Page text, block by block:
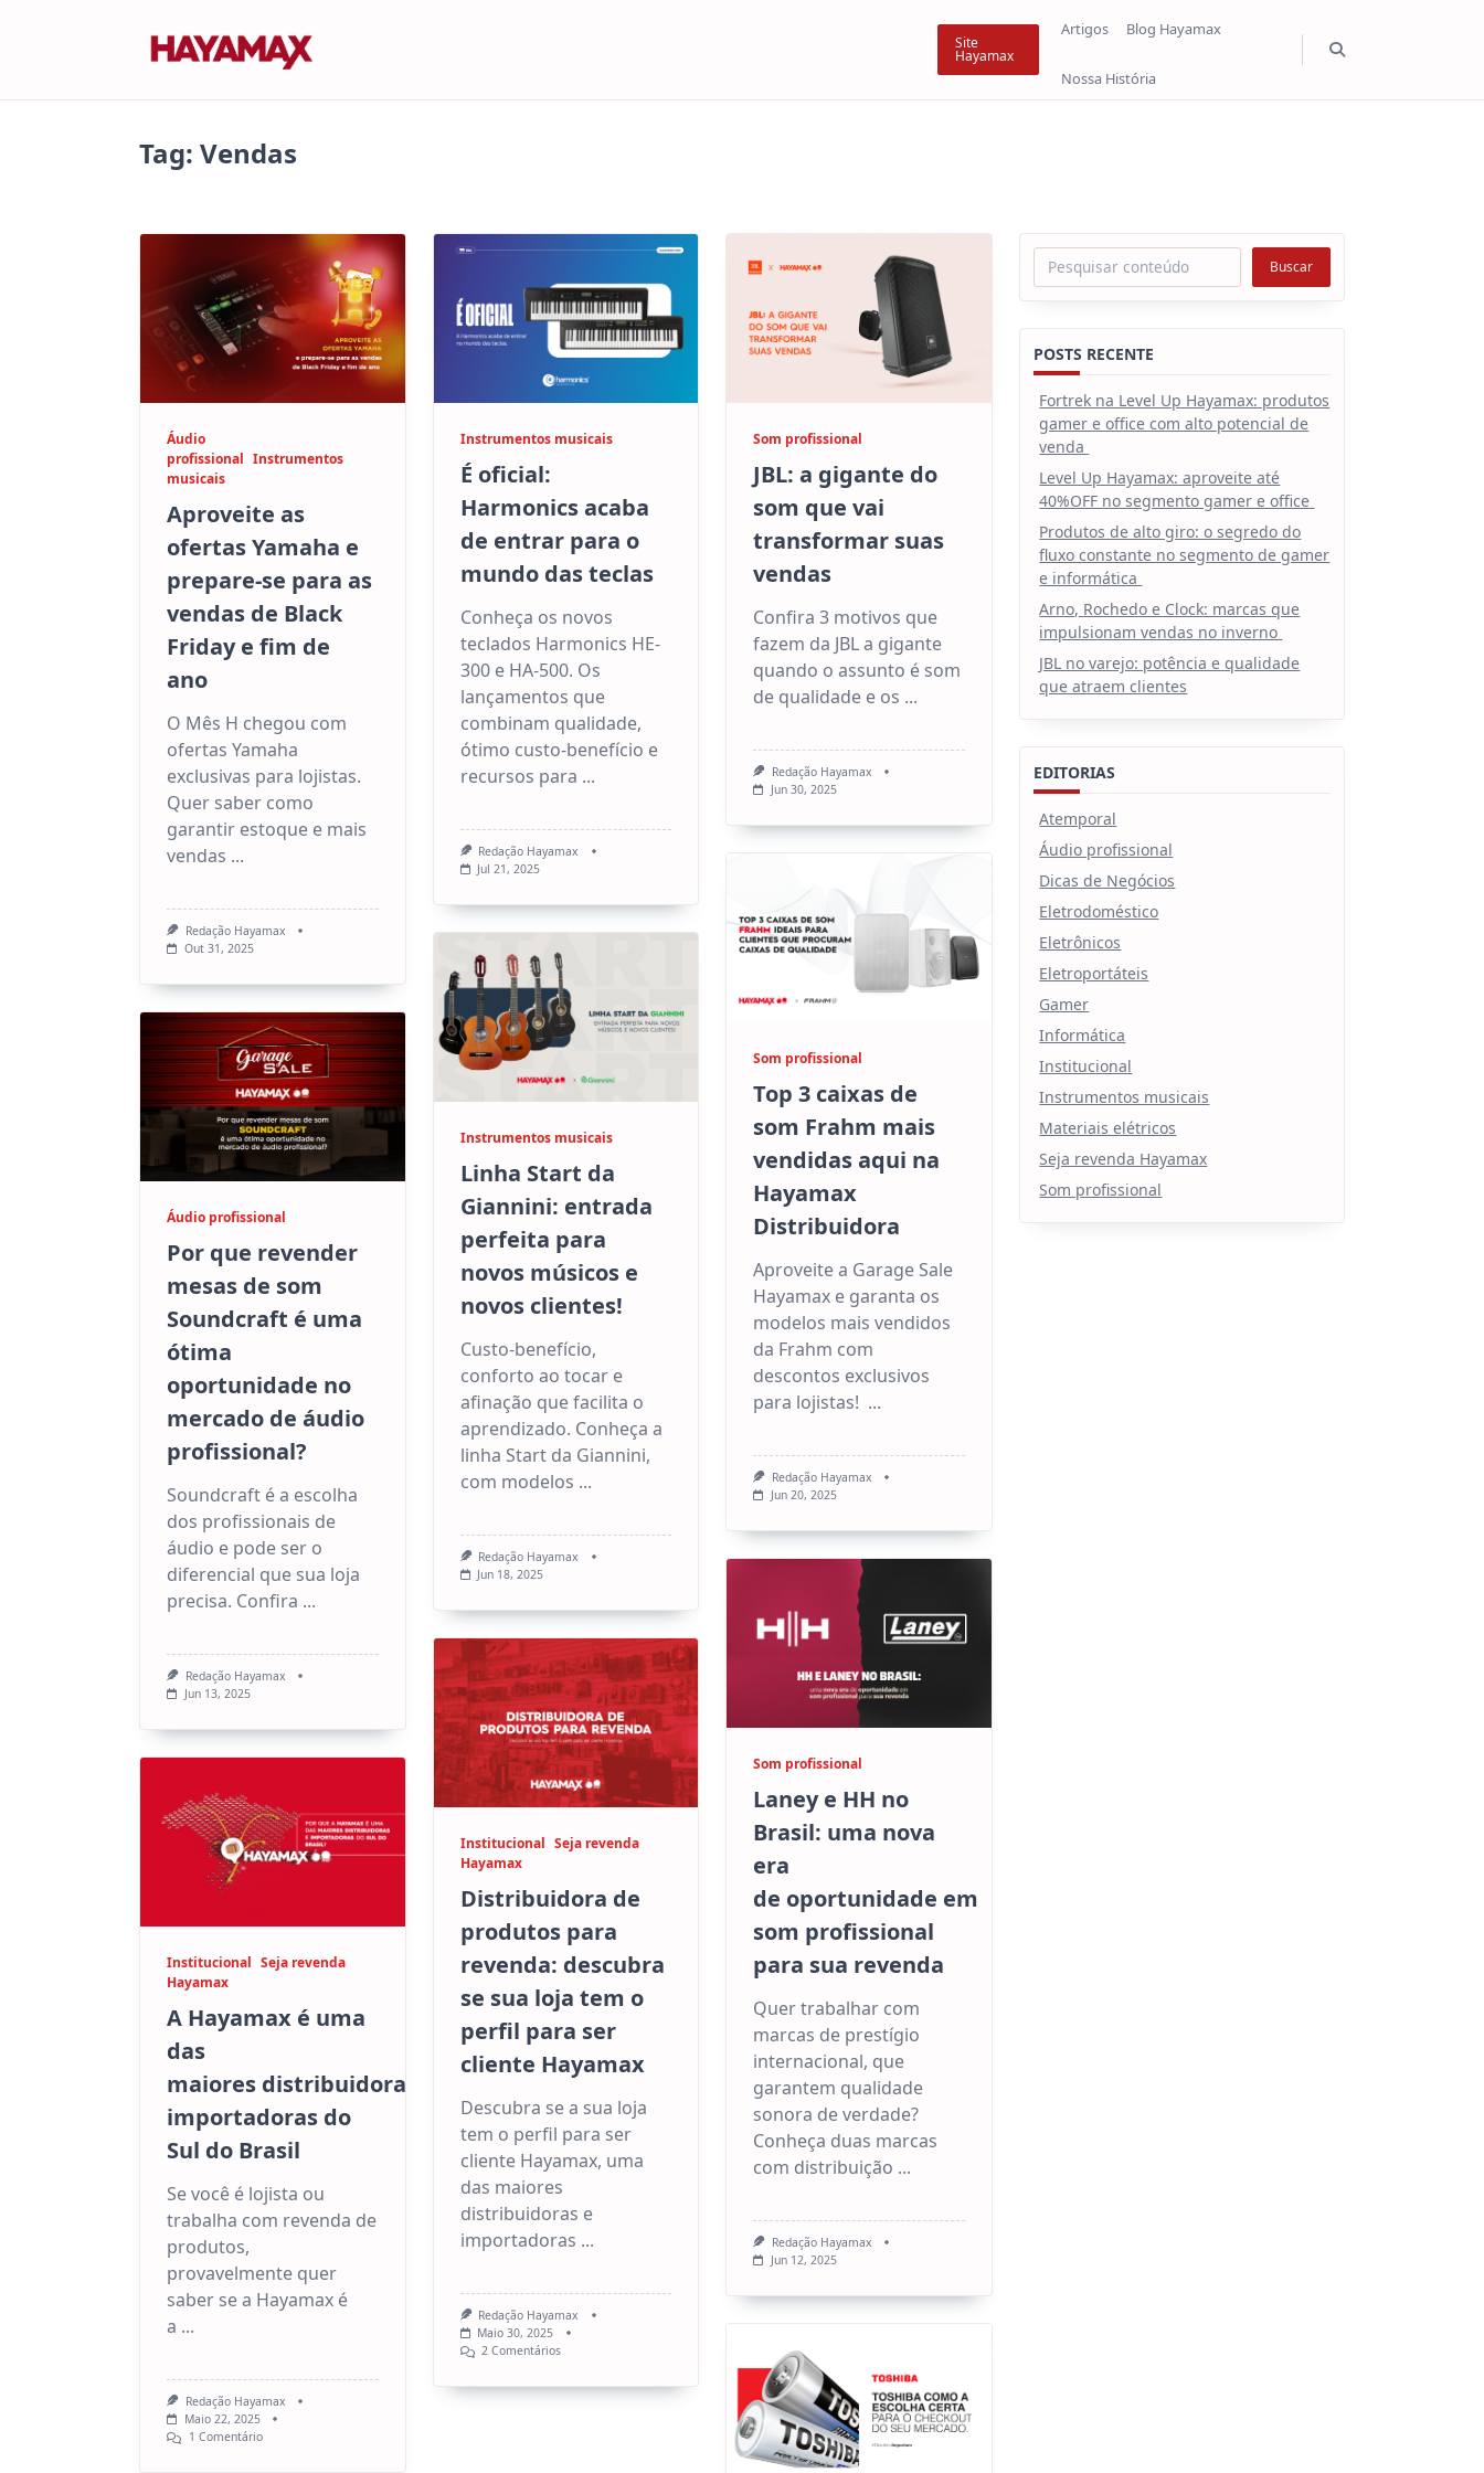
Site
Hayamax
Artigos Blog Hayamax
Nossa História
Tag: Vendas
Áudio
profissional Instrumentos
musicais
Aproveite as
ofertas Yamaha e
prepare-se para as
vendas de Black
Friday e fim de
ano
O Mês H chegou com
ofertas Yamaha
exclusivas para lojistas.
Quer saber como
garantir estoque e mais
vendas ...
Redação Hayamax
Out 31, 2025
Instrumentos musicais
É oficial:
Harmonics acaba
de entrar para o
mundo das teclas
Conheça os novos
teclados Harmonics HE-
300 e HA-500. Os
lançamentos que
combinam qualidade,
ótimo custo-benefício e
recursos para ...
Redação Hayamax
Jul 21, 2025
Som profissional
JBL: a gigante do
som que vai
transformar suas
vendas
Confira 3 motivos que
fazem da JBL a gigante
quando o assunto é som
de qualidade e os ...
Redação Hayamax
Jun 30, 2025
Som profissional
Top 3 caixas de
som Frahm mais
vendidas aqui na
Hayamax
Distribuidora
Aproveite a Garage Sale
Hayamax e garanta os
modelos mais vendidos
da Frahm com
descontos exclusivos
para lojistas! ...
Redação Hayamax
Jun 20, 2025
Instrumentos musicais
Linha Start da
Giannini: entrada
perfeita para
novos músicos e
novos clientes!
Custo-benefício,
conforto ao tocar e
afinação que facilita o
aprendizado. Conheça a
linha Start da Giannini,
com modelos ...
Redação Hayamax
Jun 18, 2025
Áudio profissional
Por que revender
mesas de som
Soundcraft é uma
ótima
oportunidade no
mercado de áudio
profissional?
Soundcraft é a escolha
dos profissionais de
áudio e pode ser o
diferencial que sua loja
precisa. Confira ...
Redação Hayamax
Jun 13, 2025
Som profissional
Laney e HH no
Brasil: uma nova
era
de oportunidade em
som profissional
para sua revenda
Quer trabalhar com
marcas de prestígio
internacional, que
garantem qualidade
sonora de verdade?
Conheça duas marcas
com distribuição ...
Redação Hayamax
Jun 12, 2025
Institucional Seja revenda
Hayamax
Distribuidora de
produtos para
revenda: descubra
se sua loja tem o
perfil para ser
cliente Hayamax
Descubra se a sua loja
tem o perfil para ser
cliente Hayamax, uma
das maiores
distribuidoras e
importadoras ...
Redação Hayamax
Maio 30, 2025
2 ComentáriosEm
Institucional Seja revenda
Hayamax
A Hayamax é uma
das
maiores distribuidoras e
importadoras do
Sul do Brasil
Se você é lojista ou
trabalha com revenda de
produtos,
provavelmente quer
saber se a Hayamax é
a ...
Redação Hayamax
Maio 22, 2025
1 ComentárioEm
Pesquisar Buscar
POSTS RECENTE
Fortrek na Level Up Hayamax: produtos
gamer e office com alto potencial de
venda
Level Up Hayamax: aproveite até
40%OFF no segmento gamer e office
Produtos de alto giro: o segredo do
fluxo constante no segmento de gamer
e informática
Arno, Rochedo e Clock: marcas que
impulsionam vendas no inverno
JBL no varejo: potência e qualidade
que atraem clientes
EDITORIAS
Atemporal
Áudio profissional
Dicas de Negócios
Eletrodoméstico
Eletrônicos
Eletroportáteis
Gamer
Informática
Institucional
Instrumentos musicais
Materiais elétricos
Seja revenda Hayamax
Som profissional